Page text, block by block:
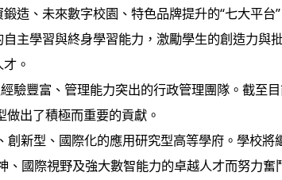
造、未來數字校園、特色品牌提升的“七大平台
主學習與終身學習能力，激勵學生的創造力與
。
豐富、管理能力突出的行政管理團隊。截至
出了積極而重要的貢獻。
新型、國際化的應用研究型高等學府。學校將
國際視野及強大數智能力的卓越人才而努力奮